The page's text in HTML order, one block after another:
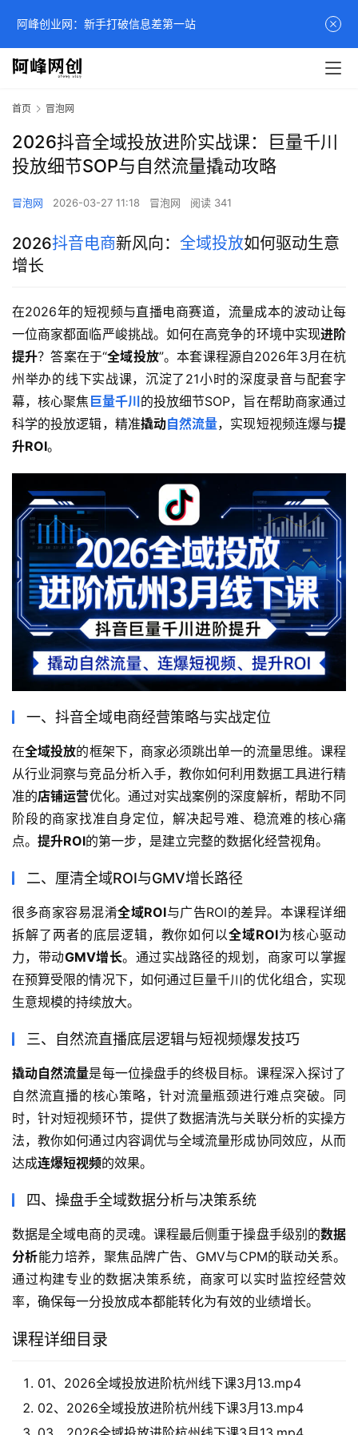
首页 冒泡网
2026抖音全域投放进阶实战课：巨量千川
投放细节SOP与自然流量撬动攻略
冒泡网 2026-03-27 11:18 冒泡网 阅读 341
2026抖音电商新风向： 全域投放如何驱动生意
增长
在2026年的短视频与直播电商赛道，流量成本的波动让每
一位商家都面临严峻挑战。如何在高竞争的环境中实现进阶
提升？答案在于“全域投放”。本套课程源自2026年3月在杭
州举办的线下实战课，沉淀了21小时的深度录音与配套字
幕，核心聚焦 巨量千川 的投放细节SOP，旨在帮助商家通过
科学的投放逻辑，精准撬动自然流量，实现短视频连爆与提
升ROI。
一、抖音全域电商经营策略与实战定位
在全域投放的框架下，商家必须跳出单一的流量思维。课程
从行业洞察与竞品分析入手，教你如何利用数据工具进行精
准的店铺运营优化。通过对实战案例的深度解析，帮助不同
阶段的商家找准自身定位，解决起号难、稳流难的核心痛
点。 提升ROI的第一步，是建立完整的数据化经营视角。
二、厘清全域ROI与GMV增长路径
很多商家容易混淆全域ROI与广告ROI的差异。本课程详细
拆解了两者的底层逻辑，教你如何以全域ROI为核心驱动
力，带动GMV增长。通过实战路径的规划，商家可以掌握
在预算受限的情况下，如何通过巨量千川的优化组合，实现
生意规模的持续放大。
三、自然流直播底层逻辑与短视频爆发技巧
撬动自然流量是每一位操盘手的终极目标。课程深入探讨了
自然流直播的核心策略，针对流量瓶颈进行难点突破。同
时，针对短视频环节，提供了数据清洗与关联分析的实操方
法，教你如何通过内容调优与全域流量形成协同效应，从而
达成连爆短视频的效果。
四、操盘手全域数据分析与决策系统
数据是全域电商的灵魂。课程最后侧重于操盘手级别的数据
分析能力培养，聚焦品牌广告、GMV与CPM的联动关系。
通过构建专业的数据决策系统，商家可以实时监控经营效
率，确保每一分投放成本都能转化为有效的业绩增长。
课程详细目录
01、2026全域投放进阶杭州线下课3月13.mp4
02、2026全域投放进阶杭州线下课3月13.mp4
阿峰创业网：新手打破信息差第一站